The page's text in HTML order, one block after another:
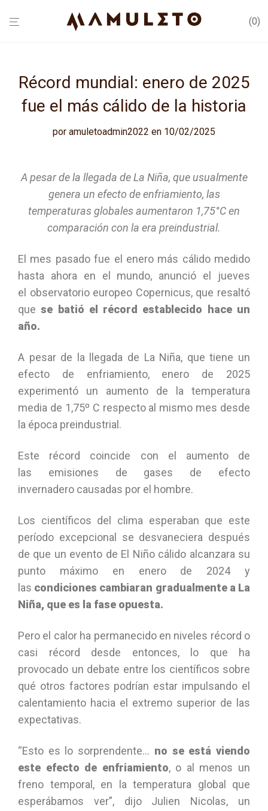
0
Récord mundial: enero de 2025
fue el más cálido de la historia
por amuletoadmin2022 en 10/02/2025
A pesar de la llegada de La Niña, que usualmente
genera un efecto de enfriamiento, las
temperaturas globales aumentaron 1,75°C en
comparación con la era preindustrial.
El mes pasado fue el enero más cálido medido
hasta ahora en el mundo, anunció el jueves
el observatorio europeo Copernicus, que resaltó
quese batió el récord establecido hace un
año.
A pesar de la llegada de La Niña, que tiene un
efecto de enfriamiento, enero de 2025
experimentó un aumento de la temperatura
media de 1,75º C respecto al mismo mes desde
la época preindustrial.
Este récord coincide con el aumento de
las emisiones de gases de efecto
invernadero causadas por el hombre.
Los científicos del clima esperaban que este
período excepcional se desvaneciera después
de que un evento de El Niño cálido alcanzara su
punto máximo en enero de 2024 y
las condiciones cambiaran gradualmente a La
Niña, que es la fase opuesta.
Pero el calor ha permanecido en niveles récord o
casi récord desde entonces, lo que ha
provocado un debate entre los científicos sobre
qué otros factores podrían estar impulsando el
calentamiento hacia el extremo superior de las
expectativas.
“Esto es lo sorprendente… no se está viendo
este efecto de enfriamiento, o al menos un
freno temporal, en la temperatura global que
esperábamos ver”, dijo Julien Nicolas, un